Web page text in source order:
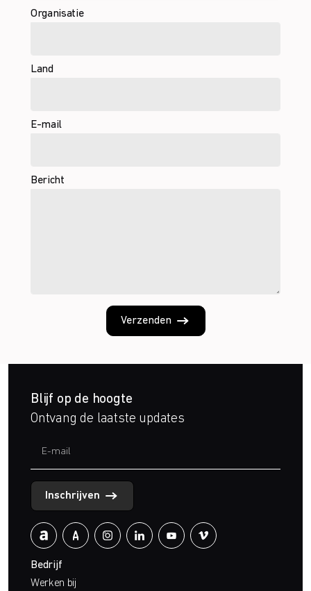
Organisatie
Land
E-mail
Bericht
Verzenden
Blijf op de hoogte
Ontvang de laatste updates
Inschrijven
Bedrijf
Werken bij